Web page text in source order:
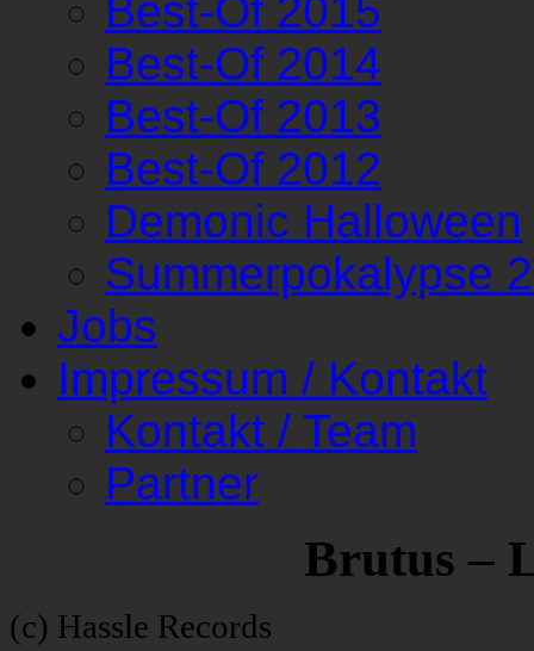
Best-Of 2015
Best-Of 2014
Best-Of 2013
Best-Of 2012
Demonic Halloween
Summerpokalypse
Jobs
Impressum / Kontakt
Kontakt / Team
Partner
Brutus –
(c) Hassle Records